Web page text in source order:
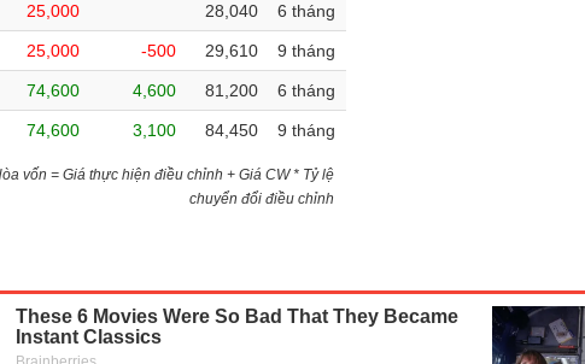
25,000 28,040 6 tháng
25,000 -500 29,610 9 tháng
74,600 4,600 81,200 6 tháng
74,600 3,100 84,450 9 tháng
vốn = Giá thực hiện điều chỉnh + Giá CW * Tỷ lệ
chuyển đổi điều chỉnh